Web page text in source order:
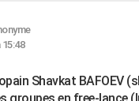
15:48
Shavkat BAFOEV